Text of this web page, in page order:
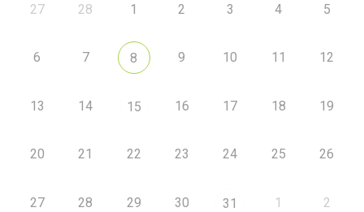
27 28 1 2 3 4 5
6 7 8 9 10 11 12
13 14 15 16 17 18 19
20 21 22 23 24 25 26
27 28 29 30 31 1 2